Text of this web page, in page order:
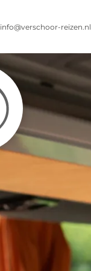
info@verschoor-reizen.nl